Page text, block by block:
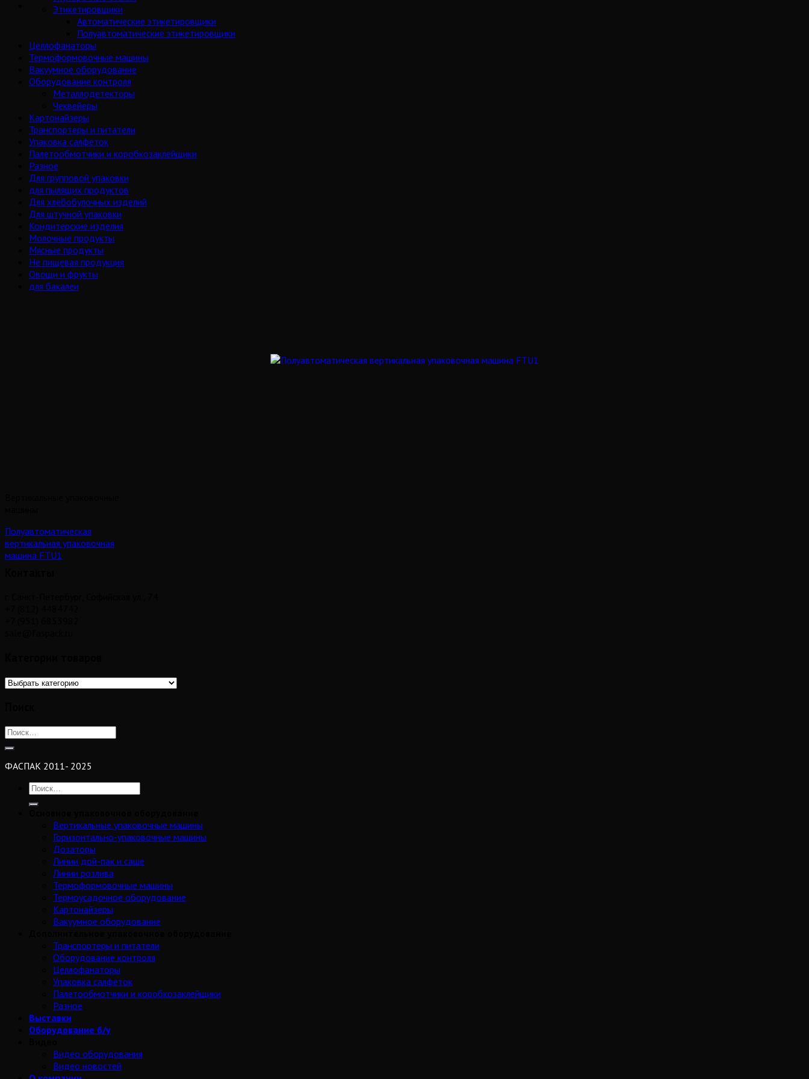
Этикетировщики
Автоматические этикетировщики
Полуавтоматические этикетировщики
Целлофанаторы
Термоформовочные машины
Вакуумное оборудование
Оборудование контроля
Металлодетекторы
Чеквейеры
Картонайзеры
Транспортеры и питатели
Упаковка салфеток
Палетообмотчики и коробкозаклейщики
Разное
Для групповой упаковки
для пылящих продуктов
Для хлебобулочных изделий
Для штучной упаковки
Кондитерские изделия
Молочные продукты
Мясные продукты
Не пищевая продукция
Овощи и фрукты
для бакалеи
Полуавтоматическая
вертикальная упаковочная
машина FTU1
ФАСПАК 2011- 2025
Вертикальные упаковочные машины
Горизонтально-упаковочные машины
Дозаторы
Линии дой-пак и саше
Линии розлива
Термоформовочные машины
Термоусадочное оборудование
Картонайзеры
Вакуумное оборудование
Транспортеры и питатели
Оборудование контроля
Целлофанаторы
Упаковка салфеток
Палетообмотчики и коробкозаклейщики
Разное
Выставки
Оборудование б/у
Видео оборудования
Видео новостей